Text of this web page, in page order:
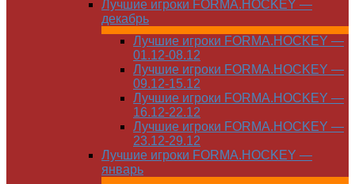
Лучшие игроки FORMA.HOCKEY —
декабрь
Лучшие игроки FORMA.HOCKEY —
01.12-08.12
Лучшие игроки FORMA.HOCKEY —
09.12-15.12
Лучшие игроки FORMA.HOCKEY —
16.12-22.12
Лучшие игроки FORMA.HOCKEY —
23.12-29.12
Лучшие игроки FORMA.HOCKEY —
январь